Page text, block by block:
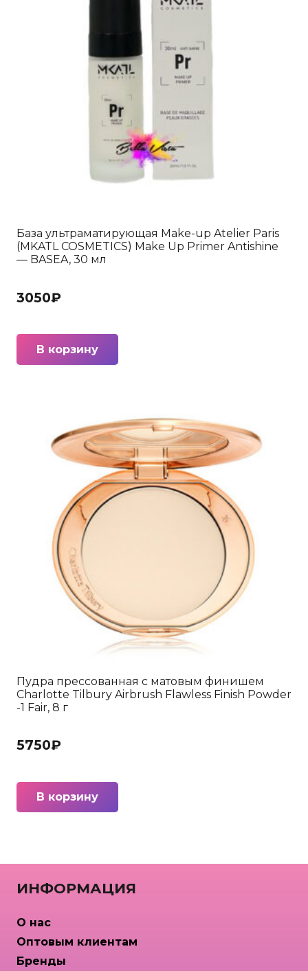
База ультраматирующая Make-up Atelier Paris
(MKATL COSMETICS) Make Up Primer Antishine
— BASEA, 30 мл
3050₽
В корзину
Пудра прессованная с матовым финишем
Charlotte Tilbury Airbrush Flawless Finish Powder
-1 Fair, 8 г
5750₽
В корзину
ИНФОРМАЦИЯ
О нас
Оптовым клиентам
Бренды